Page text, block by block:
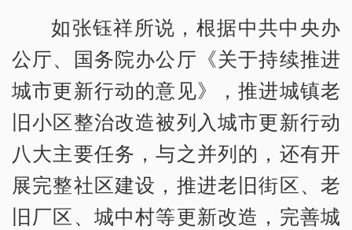
如张钰祥所说，根据中共中央办
公厅、国务院办公厅《关于持续推进
城市更新行动的意见》，推进城镇老
旧小区整治改造被列入城市更新行动
八大主要任务，与之并列的，还有开
展完整社区建设，推进老旧街区、老
旧厂区、城中村等更新改造，完善城